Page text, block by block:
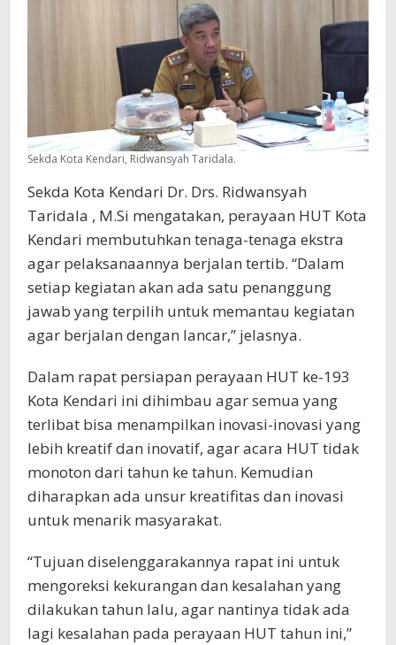
Sekda Kota Kendari, Ridwansyah Taridala.
Sekda Kota Kendari Dr. Drs. Ridwansyah
Taridala , M.Si mengatakan, perayaan HUT Kota
Kendari membutuhkan tenaga-tenaga ekstra
agar pelaksanaannya berjalan tertib. “Dalam
setiap kegiatan akan ada satu penanggung
jawab yang terpilih untuk memantau kegiatan
agar berjalan dengan lancar,” jelasnya.
Dalam rapat persiapan perayaan HUT ke-193
Kota Kendari ini dihimbau agar semua yang
terlibat bisa menampilkan inovasi-inovasi yang
lebih kreatif dan inovatif, agar acara HUT tidak
monoton dari tahun ke tahun. Kemudian
diharapkan ada unsur kreatifitas dan inovasi
untuk menarik masyarakat.
“Tujuan diselenggarakannya rapat ini untuk
mengoreksi kekurangan dan kesalahan yang
dilakukan tahun lalu, agar nantinya tidak ada
lagi kesalahan pada perayaan HUT tahun ini,”